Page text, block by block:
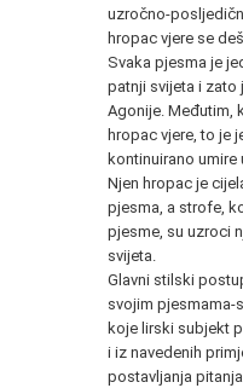
uzročno-
hropac vjere se
Svaka pjesma je
patnji svijeta i zato
Agonije. Međutim,
hropac vjere, to je
kontinuirano umire
Njen hropac je
pjesma, a strofe,
pjesme, su uzroci
svijeta.
Glavni stilski
svojim pjesmama-
koje lirski subjekt
i iz navedenih
postavljanja